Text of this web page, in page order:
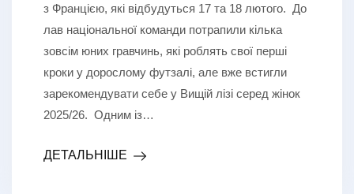
з Францією, які відбудуться 17 та 18 лютого. До
лав національної команди потрапили кілька
зовсім юних гравчинь, які роблять свої перші
кроки у дорослому футзалі, але вже встигли
зарекомендувати себе у Вищій лізі серед жінок
2025/26. Одним із…
ДЕТАЛЬНІШЕ